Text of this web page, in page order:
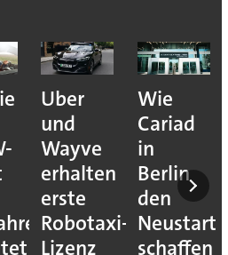
Uber
und
Wayve
erhalten
erste
Robotaxi-
Lizenz
Wie
Cariad
in
Berlin
den
Neustart
schaffen